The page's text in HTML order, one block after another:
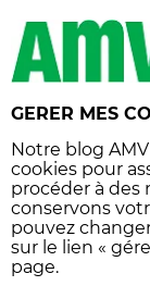
indemnisé
assureur,
l’absence de
En revanche,
êtes assuré «
votre contrat
couvre que
dommages
occasionnez
GERER MES
Notre blog AMV
cookies pour
procéder à des
conservons
pouvez
sur le lien «
page.